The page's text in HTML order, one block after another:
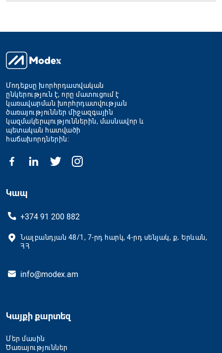
Մոդեքսը խորհրդատվական
ընկերություն է, որը մատուցում է
կառավարման խորհրդատվության
ծառայություններ միջազգային
կազմակերպություններին, մասնավոր և
պետական հատվածի
հաճախորդներին։
Կապ
+374 91 200 882
Նալբանդյան 48/1, 7-րդ հարկ, 4-րդ սենյակ, ք․ Երևան,
ՀՀ
info@modex.am
Կայքի քարտեզ
Մեր մասին
Ծառայություններ